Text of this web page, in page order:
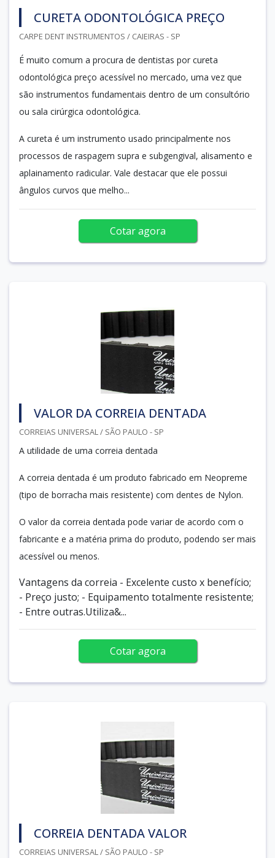
CURETA ODONTOLÓGICA PREÇO
CARPE DENT INSTRUMENTOS / CAIEIRAS - SP
É muito comum a procura de dentistas por cureta
odontológica preço acessível no mercado, uma vez que
são instrumentos fundamentais dentro de um consultório
ou sala cirúrgica odontológica.
A cureta é um instrumento usado principalmente nos
processos de raspagem supra e subgengival, alisamento e
aplainamento radicular. Vale destacar que ele possui
ângulos curvos que melho...
Cotar agora
VALOR DA CORREIA DENTADA
CORREIAS UNIVERSAL / SÃO PAULO - SP
A utilidade de uma correia dentada
A correia dentada é um produto fabricado em Neopreme
(tipo de borracha mais resistente) com dentes de Nylon.
O valor da correia dentada pode variar de acordo com o
fabricante e a matéria prima do produto, podendo ser mais
acessível ou menos.
Vantagens da correia - Excelente custo x benefício;
- Preço justo; - Equipamento totalmente resistente;
- Entre outras.Utiliza&...
Cotar agora
CORREIA DENTADA VALOR
CORREIAS UNIVERSAL / SÃO PAULO - SP